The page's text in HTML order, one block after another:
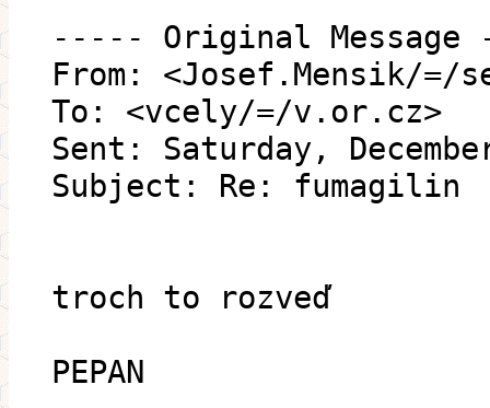
----- Original
From: <Josef.Mensik/=/
To: <vcely/=/v.or.cz>
Sent: Saturday,
Subject: Re: fumagilin
troch to rozveď
PEPAN